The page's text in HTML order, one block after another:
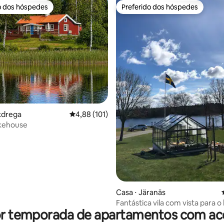
de 5, 13 avaliações
dos hóspedes
dos hóspedes
4,88 de uma avaliação média de 5, 101
4,88 (101)
Preferido dos hóspedes
Preferido dos hóspedes
Casa ⋅ Järanäs
Fantástica vila com vista para o
temporada de apartamentos com